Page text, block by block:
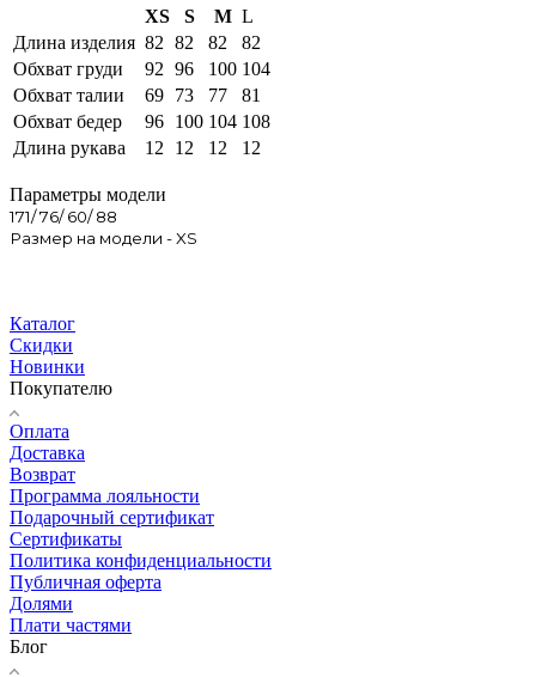
XS S M L
Длина изделия 82 82 82
82
Обхват груди
92 96 100 104
Обхват талии
69 73 77
81
Обхват бедер
96 100 104 108
Длина рукава
12 12 12 12
Параметры модели
171/ 76/ 60/ 88
Размер на модели - XS
Каталог
Скидки
Новинки
Покупателю
Оплата
Доставка
Возврат
Программа лояльности
Подарочный сертификат
Сертификаты
Политика конфиденциальности
Публичная оферта
Долями
Плати частями
Блог